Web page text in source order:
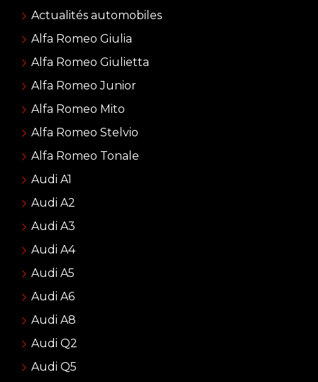
Actualités automobiles
Alfa Romeo Giulia
Alfa Romeo Giulietta
Alfa Romeo Junior
Alfa Romeo Mito
Alfa Romeo Stelvio
Alfa Romeo Tonale
Audi A1
Audi A2
Audi A3
Audi A4
Audi A5
Audi A6
Audi A8
Audi Q2
Audi Q5